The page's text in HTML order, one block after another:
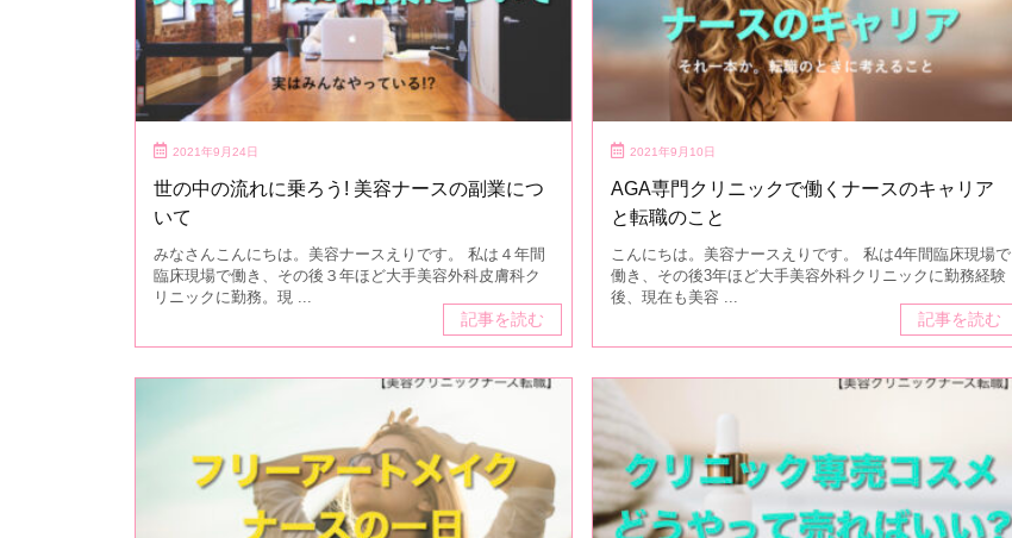
2021年9月24日
世の中の流れに乗ろう! 美容ナースの副業につ
いて
みなさんこんにちは。美容ナースえりです。 私は４年間
臨床現場で働き、その後３年ほど大手美容外科皮膚科ク
リニックに勤務。現 ...
記事を読む
2021年9月10日
AGA専門クリニックで働くナースのキャリア
と転職のこと
こんにちは。美容ナースえりです。 私は4年間臨床現場で
働き、その後3年ほど大手美容外科クリニックに勤務経験
後、現在も美容 ...
記事を読む